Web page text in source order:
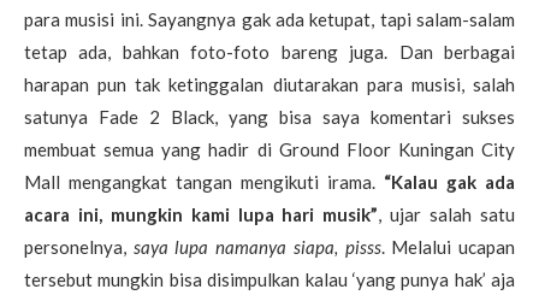
para musisi ini. Sayangnya gak ada ketupat, tapi salam-salam
tetap ada, bahkan foto-foto bareng juga. Dan berbagai
harapan pun tak ketinggalan diutarakan para musisi, salah
satunya Fade 2 Black, yang bisa saya komentari sukses
membuat semua yang hadir di Ground Floor Kuningan City
Mall mengangkat tangan mengikuti irama. “Kalau gak ada
acara ini, mungkin kami lupa hari musik”, ujar salah satu
personelnya, saya lupa namanya siapa, pisss. Melalui ucapan
tersebut mungkin bisa disimpulkan kalau ‘yang punya hak’ aja